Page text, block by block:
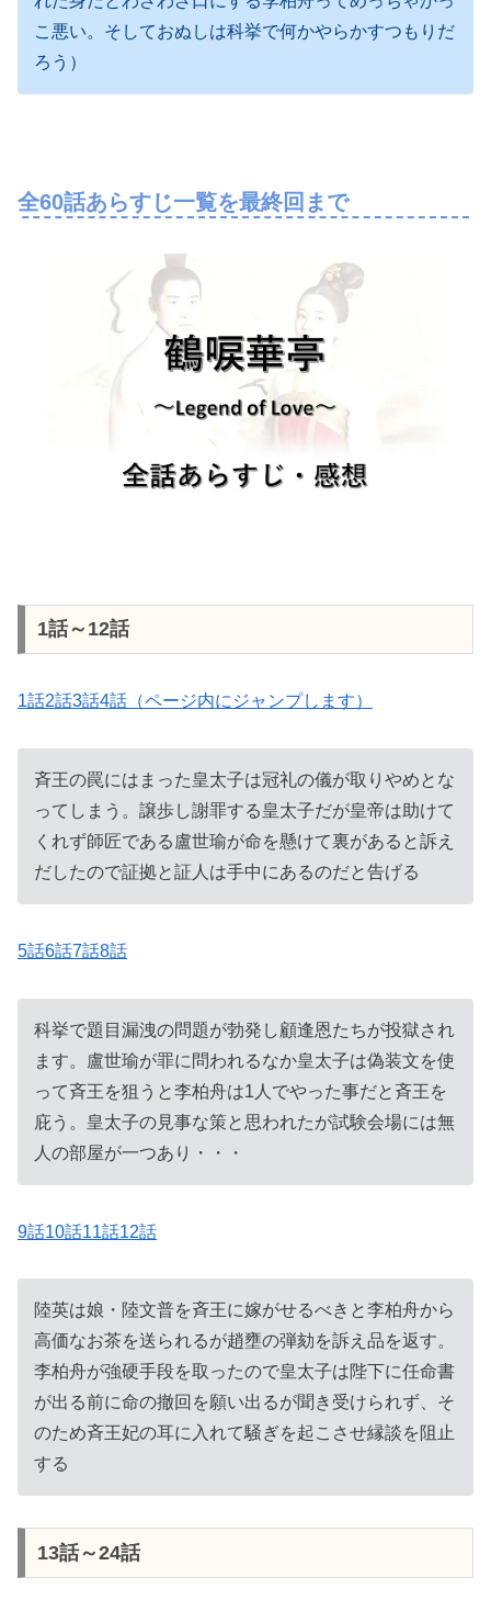
こ悪い。そしておぬしは科挙で何かやらかすつもりだ
ろう）
全60話あらすじ一覧を最終回まで
1話～12話
1話2話3話4話（ページ内にジャンプします）
斉王の罠にはまった皇太子は冠礼の儀が取りやめとな
ってしまう。譲歩し謝罪する皇太子だが皇帝は助けて
くれず師匠である盧世瑜が命を懸けて裏があると訴え
だしたので証拠と証人は手中にあるのだと告げる
5話6話7話8話
科挙で題目漏洩の問題が勃発し顧逢恩たちが投獄され
ます。盧世瑜が罪に問われるなか皇太子は偽装文を使
って斉王を狙うと李柏舟は1人でやった事だと斉王を
庇う。皇太子の見事な策と思われたが試験会場には無
人の部屋が一つあり・・・
9話10話11話12話
陸英は娘・陸文普を斉王に嫁がせるべきと李柏舟から
高価なお茶を送られるが趙壅の弾劾を訴え品を返す。
李柏舟が強硬手段を取ったので皇太子は陛下に任命書
が出る前に命の撤回を願い出るが聞き受けられず、そ
のため斉王妃の耳に入れて騒ぎを起こさせ縁談を阻止
する
13話～24話